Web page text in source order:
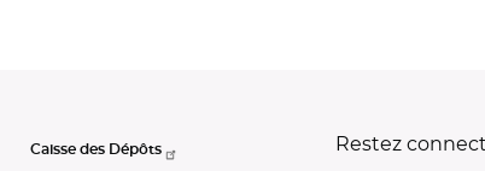
Caisse des Dépôts Restez